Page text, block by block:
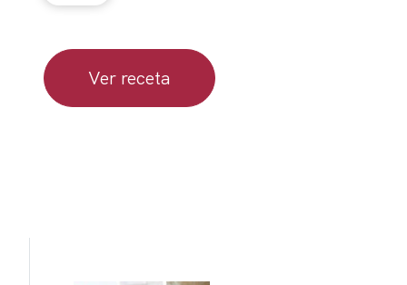
Ver receta